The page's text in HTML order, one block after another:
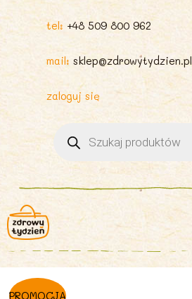
tel: +48 509 800 962
mail: sklep@zdrowytydzien.pl
zaloguj się
produktów
PROMOCJA